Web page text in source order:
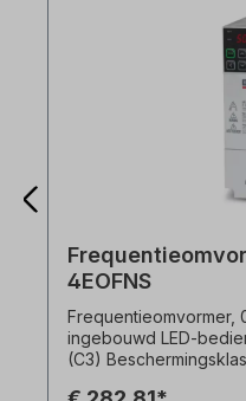
4EOFNS
Frequentieomvormer,
ingebouwd LED-
(C3) Beschermingsklasse= IP66/NEMA4X met